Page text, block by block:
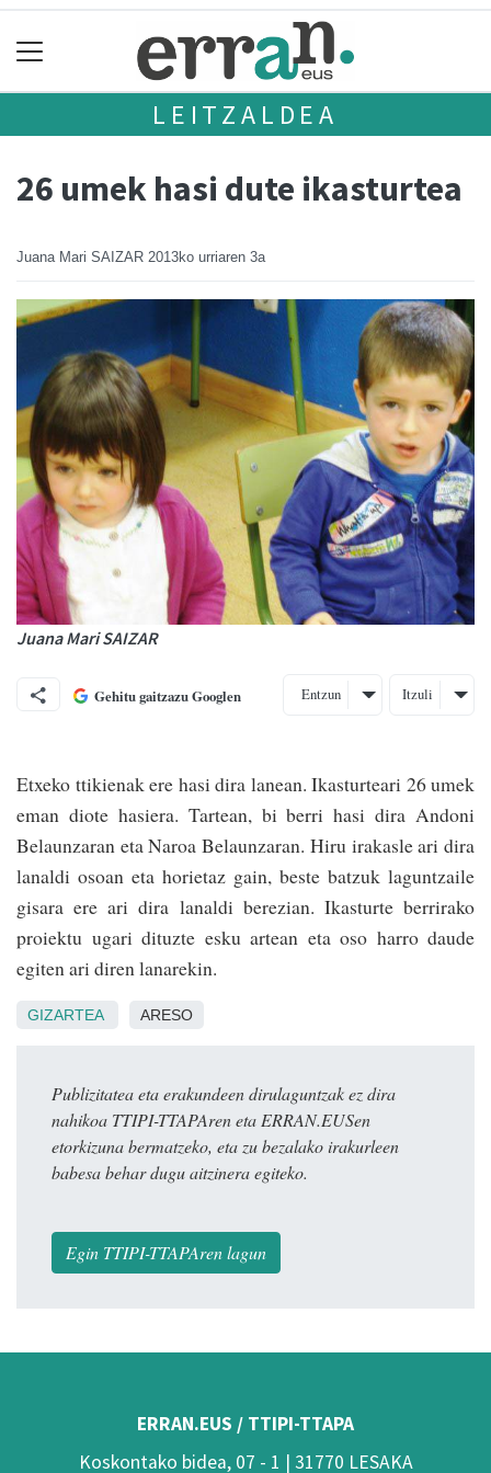
LEITZALDEA
26 umek hasi dute ikasturtea
Juana Mari SAIZAR 2013ko urriaren 3a
Juana Mari SAIZAR
Gehitu gaitzazu Googlen Entzun Itzuli
Etxeko ttikienak ere hasi dira lanean. Ikasturteari 26 umek
eman diote hasiera. Tartean, bi berri hasi dira Andoni
Belaunzaran eta Naroa Belaunzaran. Hiru irakasle ari dira
lanaldi osoan eta horietaz gain, beste batzuk laguntzaile
gisara ere ari dira lanaldi berezian. Ikasturte berrirako
proiektu ugari dituzte esku artean eta oso harro daude
egiten ari diren lanarekin.
GIZARTEA ARESO
Publizitatea eta erakundeen dirulaguntzak ez dira
nahikoa TTIPI-TTAPAren eta ERRAN.EUSen
etorkizuna bermatzeko, eta zu bezalako irakurleen
babesa behar dugu aitzinera egiteko.
Egin TTIPI-TTAPAren lagun
ERRAN.EUS / TTIPI-TTAPA
Koskontako bidea, 07 - 1 | 31770 LESAKA